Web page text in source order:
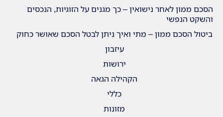
הסכם ממון לאחר נישואין – כך מגנים על הזוגיות, הנכסים
והשקט הנפשי
ביטול הסכם ממון – מתי ואיך ניתן לבטל הסכם שאושר כחוק
עיזבון
ירושות
הקהילה הגאה
כללי
מזונות